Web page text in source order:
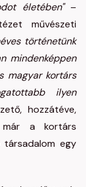
életében"–
művészeti
történetünk
mindenképpen
magyar kortárs
ilyen
hozzátéve,
a kortárs
társadalom egy